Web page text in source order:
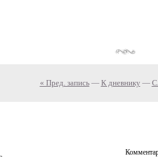
« Пред. запись— К дневнику —